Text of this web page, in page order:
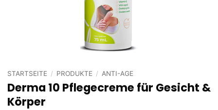
STARTSEITE / PRODUKTE / ANTI-AGE
Derma 10 Pflegecreme für Gesicht &
Körper